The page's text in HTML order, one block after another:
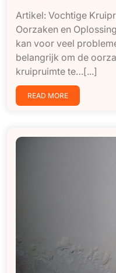
Artikel: Vochtige
Oorzaken en
kan voor veel
belangrijk om de
kruipruimte te…[...]
READ MORE